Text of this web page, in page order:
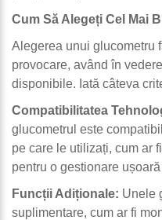
Cum Să Alegeți Cel Mai
Alegerea unui glucometru
provocare, având în
disponibile. Iată câteva
Compatibilitatea
glucometrul este
pe care le utilizați, cum ar
pentru o gestionare
Funcții Adiționale: Unele
suplimentare, cum ar fi